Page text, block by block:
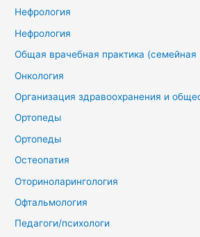
Нефрология
Нефрология
Общая врачебная практика
Онкология
Организация здравоохранения и
Ортопеды
Ортопеды
Остеопатия
Оториноларингология
Офтальмология
Педагоги/психологи